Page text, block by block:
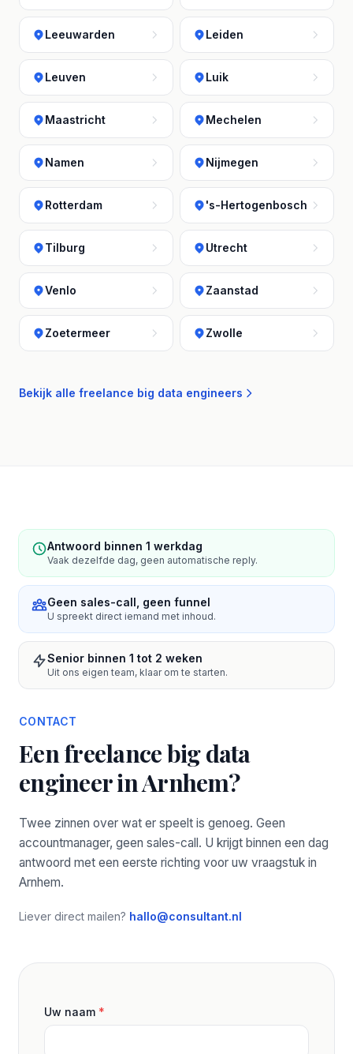
Leeuwarden Leiden
Leuven Luik
Maastricht Mechelen
Namen Nijmegen
Rotterdam 's-Hertogenbosch
Tilburg Utrecht
Venlo Zaanstad
Zoetermeer Zwolle
Bekijk alle freelance big data engineers
Antwoord binnen 1 werkdag
Vaak dezelfde dag, geen automatische reply.
Geen sales-call, geen funnel
U spreekt direct iemand met inhoud.
Senior binnen 1 tot 2 weken
Uit ons eigen team, klaar om te starten.
CONTACT
Een freelance big data
engineer in Arnhem?
Twee zinnen over wat er speelt is genoeg. Geen
accountmanager, geen sales-call. U krijgt binnen een dag
antwoord met een eerste richting voor uw vraagstuk in
Arnhem.
Liever direct mailen? hallo@consultant.nl
Uw naam *